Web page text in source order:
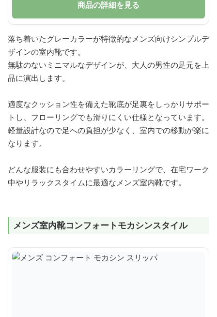
商品の詳細を見る
落ち着いたグレーカラーが特徴的なメンズ向けシンプルデ
ザインの室内靴です。
無駄のないミニマルなデザインが、大人の男性の足元を上
品に演出します。
適度なクッション性を備えた靴底が足裏をしっかりサポー
トし、フローリングでも滑りにくい仕様となっています。
軽量設計なので足への負担が少なく、室内での移動が楽に
なります。
どんな服装にも合わせやすいカラーリングで、在宅ワーク
中やリラックスタイムに最適なメンズ室内靴です。
メンズ室内靴コンフォートモカシンスタイル